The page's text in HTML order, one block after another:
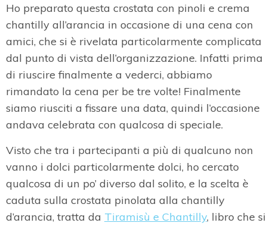
Ho preparato questa crostata con pinoli e crema
chantilly all’arancia in occasione di una cena con
amici, che si è rivelata particolarmente complicata
dal punto di vista dell’organizzazione. Infatti prima
di riuscire finalmente a vederci, abbiamo
rimandato la cena per be tre volte! Finalmente
siamo riusciti a fissare una data, quindi l’occasione
andava celebrata con qualcosa di speciale.
Visto che tra i partecipanti a più di qualcuno non
vanno i dolci particolarmente dolci, ho cercato
qualcosa di un po’ diverso dal solito, e la scelta è
caduta sulla crostata pinolata alla chantilly
d’arancia, tratta da Tiramisù e Chantilly, libro che si